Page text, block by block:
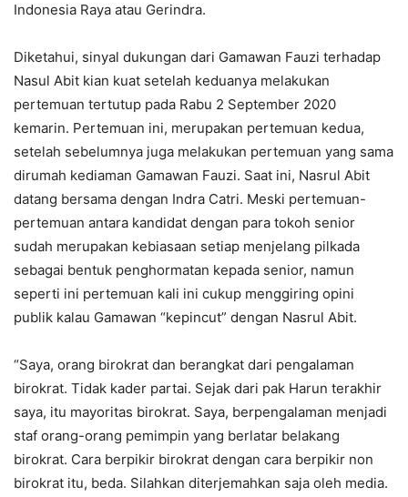
Indonesia Raya atau Gerindra.
Diketahui, sinyal dukungan dari Gamawan Fauzi terhadap
Nasul Abit kian kuat setelah keduanya melakukan
pertemuan tertutup pada Rabu 2 September 2020
kemarin. Pertemuan ini, merupakan pertemuan kedua,
setelah sebelumnya juga melakukan pertemuan yang sama
dirumah kediaman Gamawan Fauzi. Saat ini, Nasrul Abit
datang bersama dengan Indra Catri. Meski pertemuan-
pertemuan antara kandidat dengan para tokoh senior
sudah merupakan kebiasaan setiap menjelang pilkada
sebagai bentuk penghormatan kepada senior, namun
seperti ini pertemuan kali ini cukup menggiring opini
publik kalau Gamawan “kepincut” dengan Nasrul Abit.
“Saya, orang birokrat dan berangkat dari pengalaman
birokrat. Tidak kader partai. Sejak dari pak Harun terakhir
saya, itu mayoritas birokrat. Saya, berpengalaman menjadi
staf orang-orang pemimpin yang berlatar belakang
birokrat. Cara berpikir birokrat dengan cara berpikir non
birokrat itu, beda. Silahkan diterjemahkan saja oleh media.